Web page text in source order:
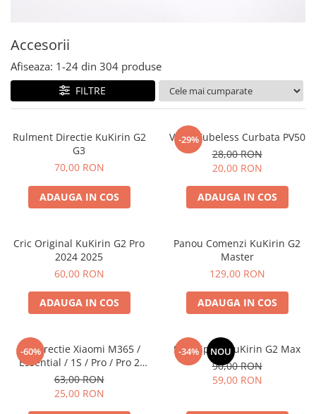
Faruri
https://www.doctortrotineta.ro/cadru
Cricuri trotineta
Suspensie
Accesorii
Afiseaza: 1-24 din 304 produse
FILTRE
Rulment Directie KuKirin G2
G3
70,00 RON
ADAUGA IN COS
-29%
Valva Tubeless Curbata PV50
28,00 RON
20,00 RON
ADAUGA IN COS
Cric Original KuKirin G2 Pro
2024 2025
60,00 RON
ADAUGA IN COS
Panou Comenzi KuKirin G2
Master
129,00 RON
ADAUGA IN COS
-60%
Kit Directie Xiaomi M365 /
Essential / 1S / Pro / Pro 2
Compatibil
63,00 RON
25,00 RON
-34% NOU
Stop Spate KuKirin G2 Max
90,00 RON
59,00 RON